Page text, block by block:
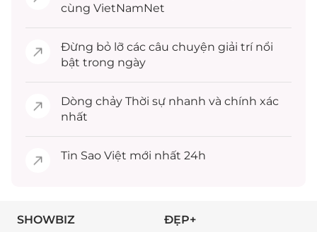
cùng VietNamNet
Đừng bỏ lỡ các câu chuyện giải trínổi
bật trong ngày
Dòng chảy Thời sự nhanh và chính xác
nhất
Tin Sao Việt mới nhất 24h
SHOWBIZ ĐẸP+